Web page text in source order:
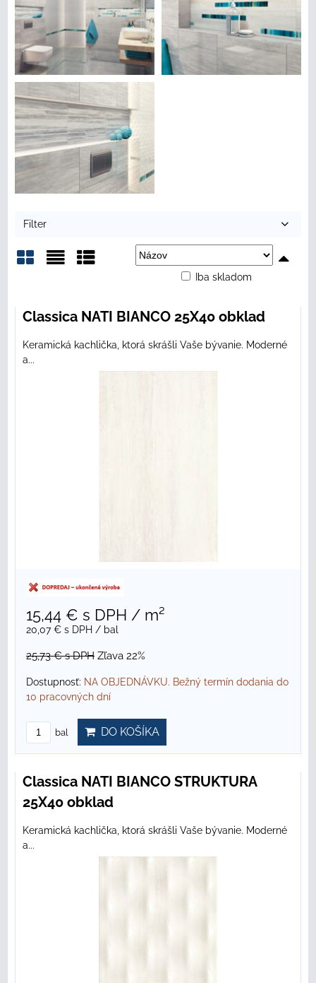
Filter
Iba skladom
Classica NATI BIANCO 25X40 obklad
Keramická kachlička, ktorá skrášli Vaše bývanie. Moderné
a...
15,44 € s DPH / m²
20,07 € s DPH / bal
25,73 €s DPH Zľava 22%
Dostupnosť: NA OBJEDNÁVKU. Bežný termín dodania do
10 pracovných dní
bal DO KOŠÍKA
Classica NATI BIANCO STRUKTURA
25X40 obklad
Keramická kachlička, ktorá skrášli Vaše bývanie. Moderné
a...